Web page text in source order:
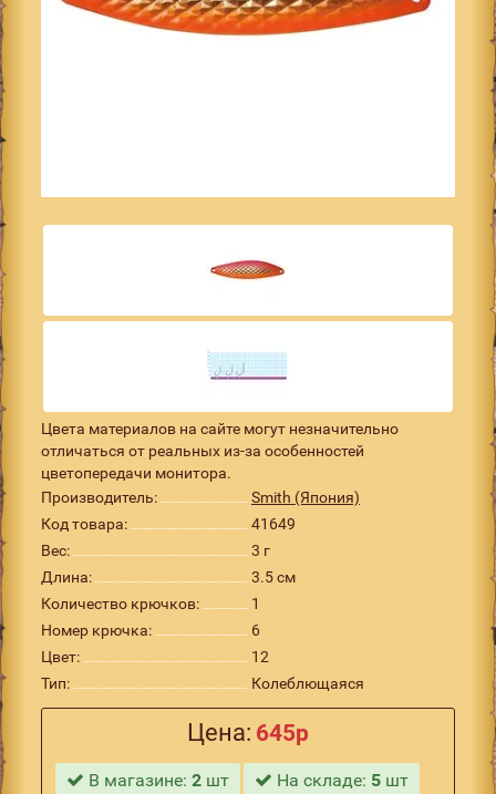
Цвета материалов на сайте могут незначительно
отличаться от реальных из-за особенностей
цветопередачи монитора.
Производитель:
Smith (Япония)
Код товара:
41649
Вес:
3 г
Длина:
3.5 см
Количество крючков:
1
Номер крючка:
6
Цвет:
12
Тип:
Колеблющаяся
Цена: 645р
В магазине:2 шт На складе: 5 шт